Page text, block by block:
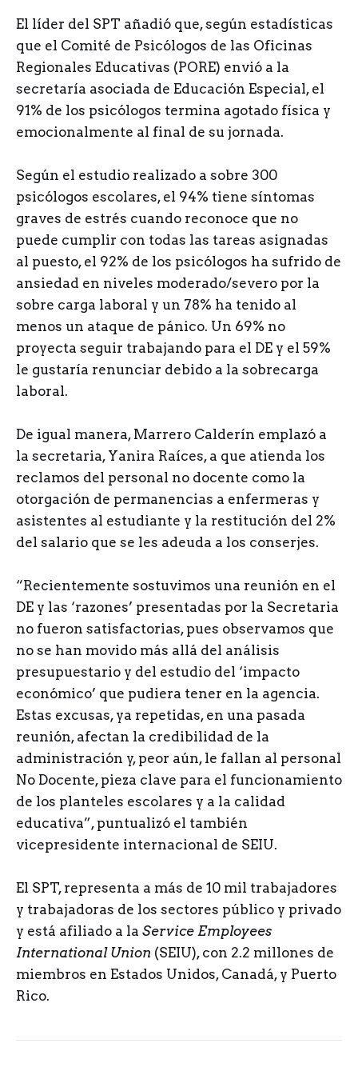
El líder del SPT añadió que, según estadísticas
que el Comité de Psicólogos de las Oficinas
Regionales Educativas (PORE) envió a la
secretaría asociada de Educación Especial, el
91% de los psicólogos termina agotado física y
emocionalmente al final de su jornada.
Según el estudio realizado a sobre 300
psicólogos escolares, el 94% tiene síntomas
graves de estrés cuando reconoce que no
puede cumplir con todas las tareas asignadas
al puesto, el 92% de los psicólogos ha sufrido de
ansiedad en niveles moderado/severo por la
sobre carga laboral y un 78% ha tenido al
menos un ataque de pánico. Un 69% no
proyecta seguir trabajando para el DE y el 59%
le gustaría renunciar debido a la sobrecarga
laboral.
De igual manera, Marrero Calderín emplazó a
la secretaria, Yanira Raíces, a que atienda los
reclamos del personal no docente como la
otorgación de permanencias a enfermeras y
asistentes al estudiante y la restitución del 2%
del salario que se les adeuda a los conserjes.
“Recientemente sostuvimos una reunión en el
DE y las ‘razones’ presentadas por la Secretaria
no fueron satisfactorias, pues observamos que
no se han movido más allá del análisis
presupuestario y del estudio del ‘impacto
económico’ que pudiera tener en la agencia.
Estas excusas, ya repetidas, en una pasada
reunión, afectan la credibilidad de la
administración y, peor aún, le fallan al personal
No Docente, pieza clave para el funcionamiento
de los planteles escolares y a la calidad
educativa”, puntualizó el también
vicepresidente internacional de SEIU.
El SPT, representa a más de 10 mil trabajadores
y trabajadoras de los sectores público y privado
y está afiliado a la Service Employees
International Union (SEIU), con 2.2 millones de
miembros en Estados Unidos, Canadá, y Puerto
Rico.